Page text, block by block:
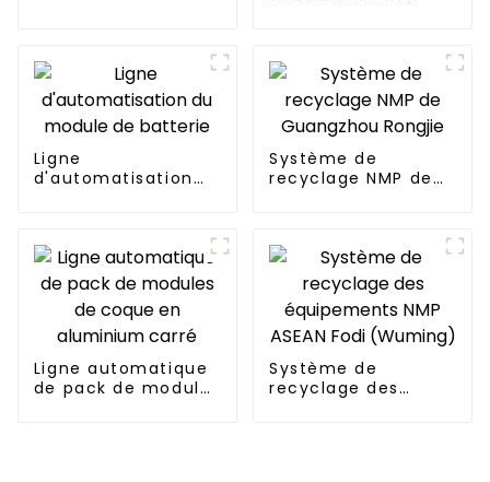
Ligne
d'automatisation
Système de
recyclage NMP de
Ligne automatique
de pack de modules
Système de
recyclage des